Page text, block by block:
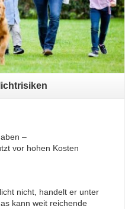
–
vor hohen Kosten
nicht, handelt er unter
kann weit reichende